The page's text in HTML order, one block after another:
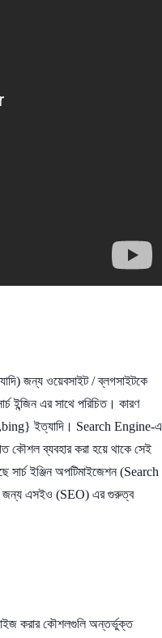
জন্য ওয়েবসাইট / ব্লগসাইটকে
ইন্জিন এর সাথে পরিচিত। কারণ
ইত্যাদি। Search Engine-এ
কৌশল ব্যবহার করা হয়ে থাকে সেই
ইঞ্জিন অপটিমাইজেশন (Search
জন্য এসইও (SEO) এর গুরুত্ব
করার কৌশলগুলি অন্তর্ভুক্ত